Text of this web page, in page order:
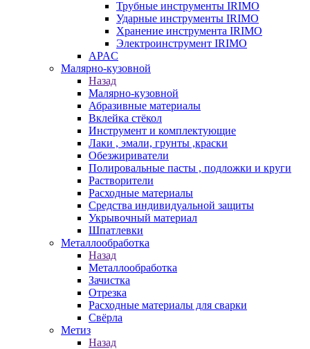
Трубные инструменты IRIMO
Ударные инструменты IRIMO
Хранение инструмента IRIMO
Электроинструмент IRIMO
APAC
Малярно-кузовной
Назад
Малярно-кузовной
Абразивные материалы
Вклейка стёкол
Инструмент и комплектующие
Лаки , эмали, грунты ,краски
Обезжириватели
Полировальные пасты , подложки и круги
Растворители
Расходные материалы
Средства индивидуальной защиты
Укрывочный материал
Шпатлевки
Металлообработка
Назад
Металлообработка
Зачистка
Отрезка
Расходные материалы для сварки
Свёрла
Метиз
Назад